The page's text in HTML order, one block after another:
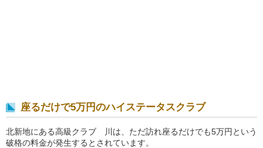
座るだけで5万円のハイステータスクラブ
北新地にある高級クラブ 川は、ただ訪れ座るだけでも5万円という
破格の料金が発生するとされています。